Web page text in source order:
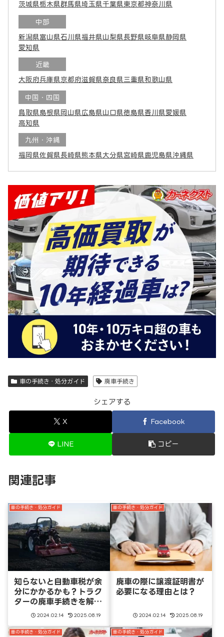
茨城県栃木県群馬県埼玉県千葉県東京都神奈川県
中部
新潟県富山県石川県福井県山梨県長野県岐阜県静岡県
愛知県
近畿
大阪府兵庫県京都府滋賀県奈良県 三重県和歌山県
中国・四国
鳥取県島根県岡山県広島県山口県徳島県香川県愛媛県
高知県
九州・沖縄
福岡県佐賀県長崎県熊本県大分県宮崎県鹿児島県沖縄県
車の手続き・処分ガイド 廃車手続き
シェアする
X Facebook
LINE コピー
関連記事
車の手続き・処分ガイド
知らないと自動車税が余
分にかかるかも？トラク
ターの廃車手続きを解
2024.02.14 2025.08.19
車の手続き・処分ガイド
廃車の際に譲渡証明書が
必要になる理由とは？
2024.02.14 2025.08.19
車の手続き・処分ガイド 車の手続き・処分ガイド